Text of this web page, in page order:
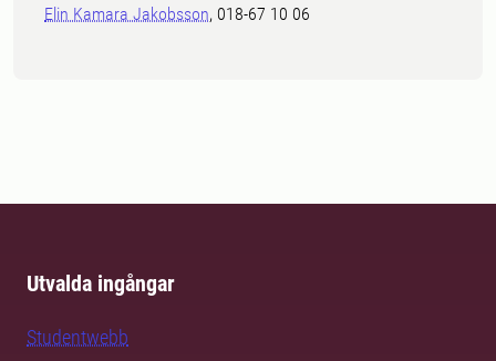
Elin Kamara Jakobsson, 018-67 10 06
Utvalda ingångar
Studentwebb